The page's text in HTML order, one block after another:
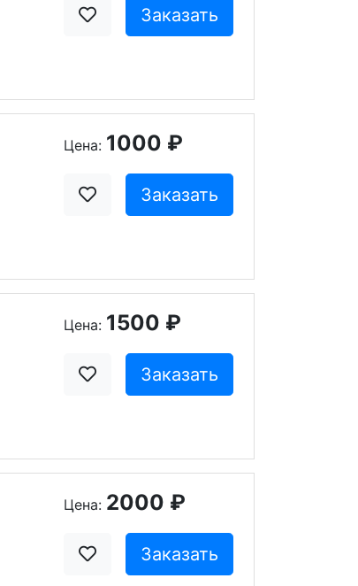
Заказать
Цена: 1000 ₽
Заказать
Цена: 1500 ₽
Заказать
Цена: 2000 ₽
Заказать